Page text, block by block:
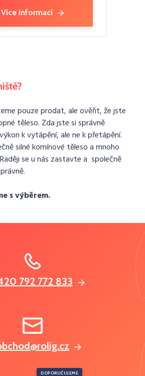
Více informací
pouze prodat, ale ověřit, že jste
těleso. Zda jste si správně
k vytápění, ale ne k přetápění.
silné komínové těleso a mnoho
se u nás zastavte a společně
s výběrem.
792 772 833
DOPORUČUJEME